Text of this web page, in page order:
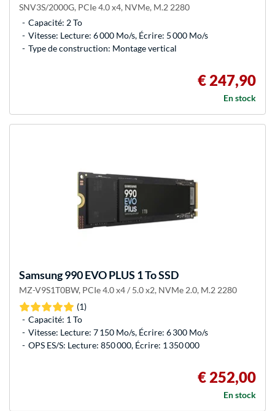
SNV3S/2000G, PCIe 4.0 x4, NVMe, M.2 2280
Capacité: 2 To
Vitesse: Lecture: 6 000 Mo/s, Écrire: 5 000 Mo/s
Type de construction: Montage vertical
€ 247,90
En stock
Samsung990 EVO PLUS 1 To SSD
MZ-V9S1T0BW, PCIe 4.0 x4 / 5.0 x2, NVMe 2.0, M.2 2280
(1)
Capacité: 1 To
Vitesse: Lecture: 7 150 Mo/s, Écrire: 6 300 Mo/s
OPS ES/S: Lecture: 850 000, Écrire: 1 350 000
€ 252,00
En stock